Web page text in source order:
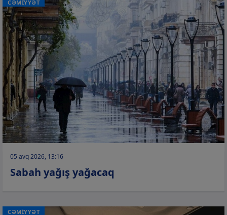
CƏMİYYƏT
05 avq 2026, 13:16
Sabah yağış yağacaq
CƏMİYYƏT